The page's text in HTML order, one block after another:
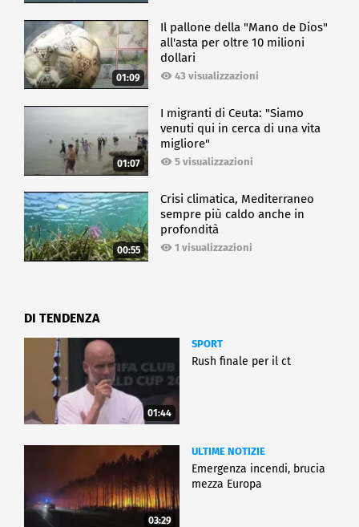
01:09
Il pallone della "Mano de Dios"
all'asta per oltre 10 milioni
dollari
43 visualizzazioni
01:07
I migranti di Ceuta: "Siamo
venuti qui in cerca di una vita
migliore"
5 visualizzazioni
00:55
Crisi climatica, Mediterraneo
sempre più caldo anche in
profondità
1 visualizzazioni
DI TENDENZA
01:44
SPORT
Rush finale per il ct
03:29
ULTIME NOTIZIE
Emergenza incendi, brucia
mezza Europa